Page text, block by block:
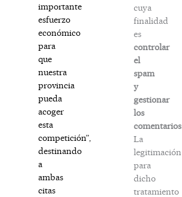
importante
esfuerzo
económico
para
que
nuestra
provincia
pueda
acoger
esta
competición”,
destinando
a
ambas
citas
cuya
finalidad
es
controlar
el
spam
y
gestionar
los
comentarios.
La
legitimación
para
dicho
tratamiento